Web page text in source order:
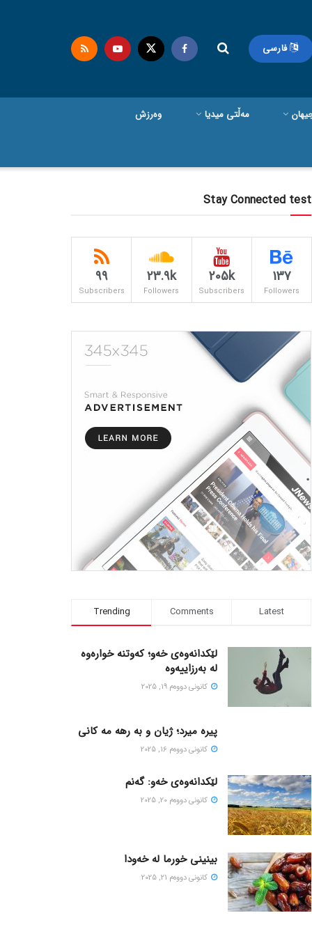
فارسی
مەڵتی میدیا وەرزش
Stay Connected test
137
Followers
205k
Subscribers
23.9k
Followers
99
Subscribers
Trending Comments Latest
لێکدانەوەی خەو؛ کەوتنە خوارەوە
لە بەرزاییەوە
كانونی دووه‌م 19, 2025
پیره میرد؛ ژیان و به رهه مه کانی
كانونی دووه‌م 16, 2025
لێکدانەوەی خەو: گەنم
كانونی دووه‌م 20, 2025
بینینی خورما لە خەودا
كانونی دووه‌م 21, 2025